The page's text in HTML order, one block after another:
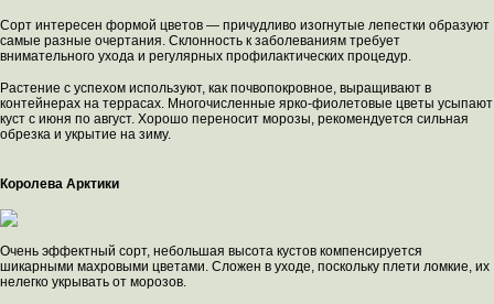
Сорт интересен формой цветов — причудливо изогнутые лепестки образуют
самые разные очертания. Склонность к заболеваниям требует
внимательного ухода и регулярных профилактических процедур.
Растение с успехом используют, как почвопокровное, выращивают в
контейнерах на террасах. Многочисленные ярко-фиолетовые цветы усыпают
куст с июня по август. Хорошо переносит морозы, рекомендуется сильная
обрезка и укрытие на зиму.
Королева Арктики
Очень эффектный сорт, небольшая высота кустов компенсируется
шикарными махровыми цветами. Сложен в уходе, поскольку плети ломкие, их
нелегко укрывать от морозов.